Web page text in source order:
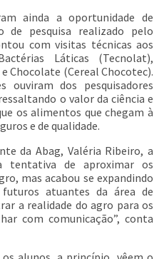
ainda a oportunidade de
de pesquisa realizado pelo
com visitas técnicas aos
Láticas (Tecnolat),
Chocolate (Cereal Chocotec).
ouviram dos pesquisadores
o valor da ciência e
os alimentos que chegam à
e de qualidade.
da Abag, Valéria Ribeiro, a
tentativa de aproximar os
mas acabou se expandindo
atuantes da área de
a realidade do agro para os
com comunicação”, conta